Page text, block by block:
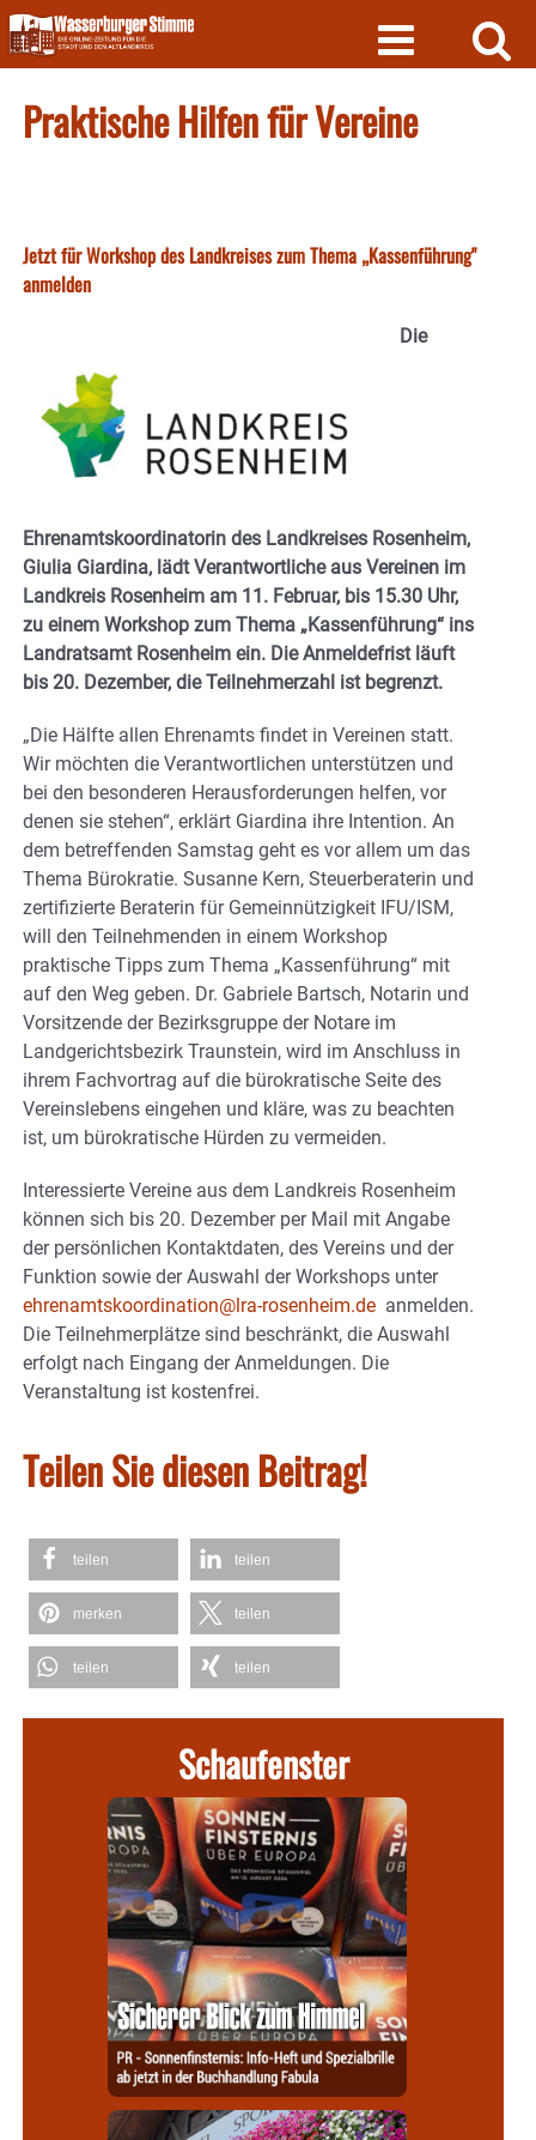
Skip
to
content
Praktische Hilfen für Vereine
Jetzt für Workshop des Landkreises zum Thema „Kassenführung"
anmelden
Die
Ehrenamtskoordinatorin des Landkreises Rosenheim,
Giulia Giardina, lädt Verantwortliche aus Vereinen im
Landkreis Rosenheim am 11. Februar, bis 15.30 Uhr,
zu einem Workshop zum Thema „Kassenführung“ ins
Landratsamt Rosenheim ein. Die Anmeldefrist läuft
bis 20. Dezember, die Teilnehmerzahl ist begrenzt.
„Die Hälfte allen Ehrenamts findet in Vereinen statt.
Wir möchten die Verantwortlichen unterstützen und
bei den besonderen Herausforderungen helfen, vor
denen sie stehen“, erklärt Giardina ihre Intention. An
dem betreffenden Samstag geht es vor allem um das
Thema Bürokratie. Susanne Kern, Steuerberaterin und
zertifizierte Beraterin für Gemeinnützigkeit IFU/ISM,
will den Teilnehmenden in einem Workshop
praktische Tipps zum Thema „Kassenführung“ mit
auf den Weg geben. Dr. Gabriele Bartsch, Notarin und
Vorsitzende der Bezirksgruppe der Notare im
Landgerichtsbezirk Traunstein, wird im Anschluss in
ihrem Fachvortrag auf die bürokratische Seite des
Vereinslebens eingehen und kläre, was zu beachten
ist, um bürokratische Hürden zu vermeiden.
Interessierte Vereine aus dem Landkreis Rosenheim
können sich bis 20. Dezember per Mail mit Angabe
der persönlichen Kontaktdaten, des Vereins und der
Funktion sowie der Auswahl der Workshops unter
ehrenamtskoordination@lra-rosenheim.de anmelden.
Die Teilnehmerplätze sind beschränkt, die Auswahl
erfolgt nach Eingang der Anmeldungen. Die
Veranstaltung ist kostenfrei.
Teilen Sie diesen Beitrag!
teilen teilen
merken teilen
teilen teilen
Schaufenster